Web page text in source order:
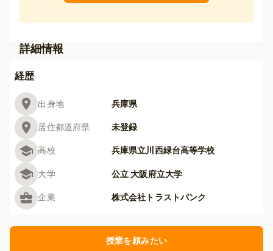
詳細情報
経歴
出身地 兵庫県
居住都道府県 未登録
高校 兵庫県立川西緑台高等学校
大学 公立 大阪府立大学
企業 株式会社トラストバンク
授業を頼みたい